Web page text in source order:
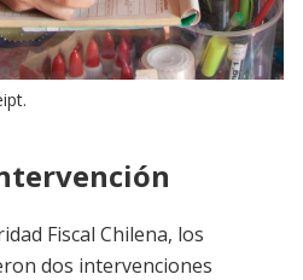
Fiscal Chilena, los
dos intervenciones